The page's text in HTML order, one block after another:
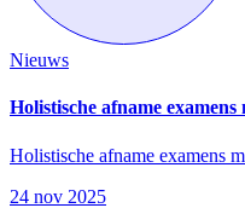
Nieuws
Holistische afname
Holistische afname examens
24 nov 2025